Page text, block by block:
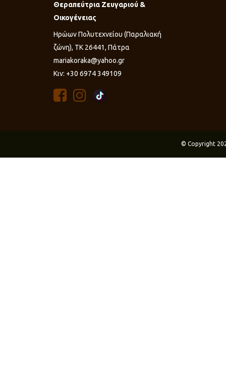
Θεραπεύτρια Ζευγαριού &
Οικογένειας
Ηρώων Πολυτεχνείου (Παραλιακή
ζώνη), ΤΚ 26441, Πάτρα
mariakoraka@yahoo.gr
Κιν: +30 6974 349109
© Copyright